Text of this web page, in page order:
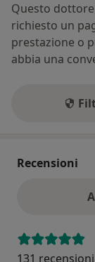
Questo
richiesto un
prestazione o
abbia una
Recensioni
131 recensioni